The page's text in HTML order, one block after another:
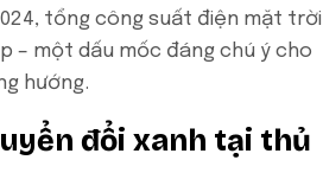
tổng công suất điện mặt trời
– một dấu mốc đáng chú ý cho
hướng.
đổi xanh tại thủ